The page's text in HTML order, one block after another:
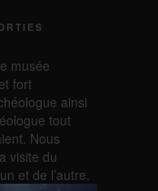
musée
fort
ainsi
tout
Nous
visite du
et de l’autre.